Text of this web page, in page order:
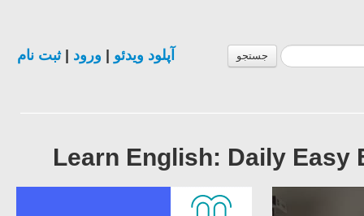
جستجو آپلود ویدئو ورود |ثبت نام
Learn English: Daily Easy